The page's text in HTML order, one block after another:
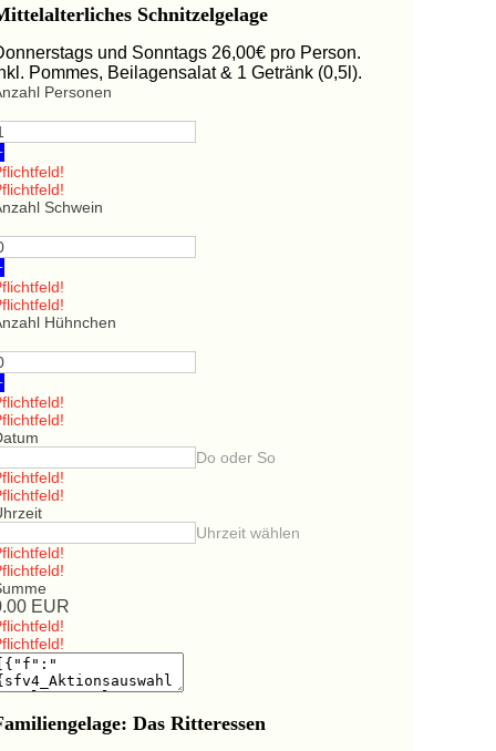
Schnitzelgelage
und Sonntags 26,00€ pro Person.
Pommes, Beilagensalat & 1 Getränk (0,5l).
Personen
Schwein
Hühnchen
Do oder So
Uhrzeit wählen
EUR
Das Ritteressen